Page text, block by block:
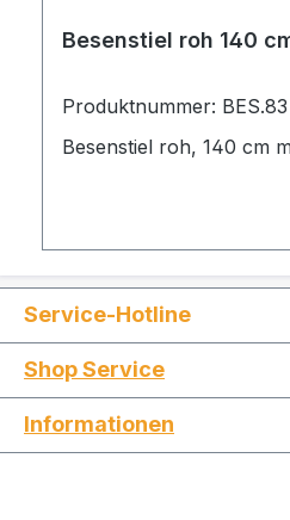
Besenstiel roh 140
Produktnummer: BES.83
Service-Hotline
Shop Service
Informationen